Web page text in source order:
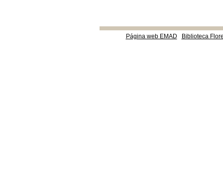
Página web EMAD Biblioteca